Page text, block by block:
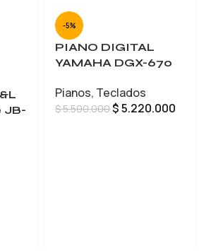
JB-
-5%
PIANO DIGITAL
YAMAHA DGX-670
Pianos, Teclados
$5.500.000$5.220.000